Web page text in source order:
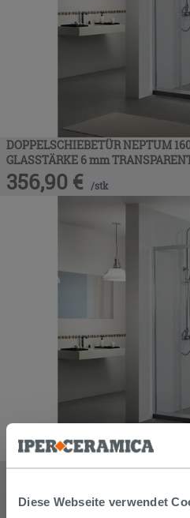
Diese Webseite verwendet
DOPPELSCHIEBETÜR NEPTUM
GLASSTÄRKE 6 mm
356,90 € /stk
DOPPELSCHIEBETÜR NEPTUM
367,90€ /stk